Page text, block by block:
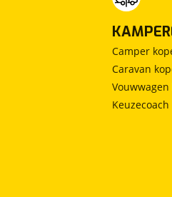
Camper
Caravan
Vouwwagen
Keuzecoach